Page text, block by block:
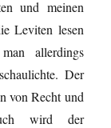
und meinen
Leviten lesen
allerdings
Der
von Recht und
wird der